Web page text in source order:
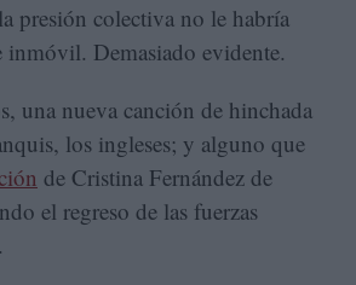
presión colectiva no le habría
inmóvil. Demasiado evidente.
una nueva canción de hinchada
los ingleses; y alguno que
de Cristina Fernández de
el regreso de las fuerzas